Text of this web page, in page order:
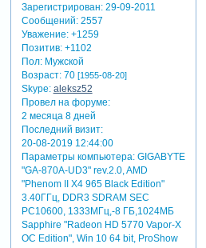
Зарегистрирован: 29-09-2011
Сообщений:2557
Уважение: +1259
Позитив: +1102
Пол:Мужской
Возраст:70 [1955-08-20]
Skype: aleksz52
Провел на форуме:
2 месяца 8 дней
Последний визит:
20-08-2019 12:44:00
Параметры компьютера:GIGABYTE
"GA-870A-UD3" rev.2.0, AMD
"Phenom II X4 965 Black Edition"
3.40ГГц, DDR3 SDRAM SEC
PC10600, 1333МГц,-8 ГБ,1024МБ
Sapphire "Radeon HD 5770 Vapor-X
OC Edition", Win 10 64 bit, ProShow